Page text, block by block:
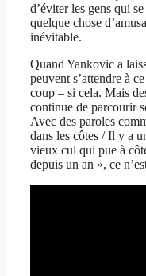
d’éviter les gens qui
quelque chose
inévitable.
Quand Yankovic a
peuvent s’attendre à
coup – si cela. Mais
continue de parcourir
Avec des paroles
dans les côtes / Il y a
vieux cul qui pue à
depuis un an », ce